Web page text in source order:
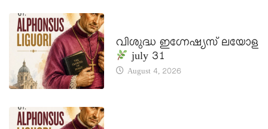
വിശുദ്ധ ഇഗ്നേഷ്യസ് ലയോള
july 31
August 4, 2026